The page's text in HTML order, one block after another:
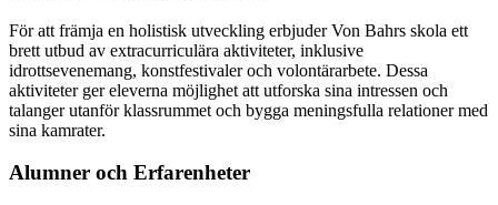
För att främja en holistisk utveckling erbjuder Von Bahrs skola ett
brett utbud av extracurriculära aktiviteter, inklusive
idrottsevenemang, konstfestivaler och volontärarbete. Dessa
aktiviteter ger eleverna möjlighet att utforska sina intressen och
talanger utanför klassrummet och bygga meningsfulla relationer med
sina kamrater.
Alumner och Erfarenheter